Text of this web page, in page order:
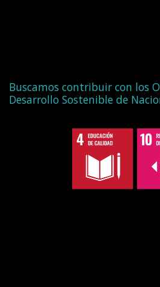
Buscamos contribuir con los
Desarrollo Sostenible de